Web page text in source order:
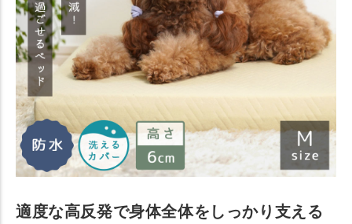
適度な高反発で身体全体をしっかり支える